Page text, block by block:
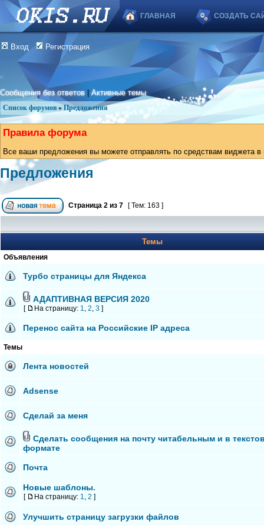
ГЛАВНАЯ СОЗДАТЬ
Вход Регистрация
Сообщения без ответов |Активные темы
Список форумов » Предложения
Правила форума
Все ваши предложения вы можете отправлять по средствам виджета
Предложения
Страница 2 из 7 [ Тем: 163 ]
Темы
Объявления
Турбо страницы для Яндекса
АДАПТИВНАЯ ВЕРСИЯ 2020
[ На страницу: 1, 2, 3 ]
Перенос сайта на Российские IP адреса
Темы
Лента новостей
Adsense
Сделай за меня
Сделать сообщения на почту читабельным и в
формате
Почта
Новые шаблоны.
[ На страницу: 1, 2 ]
Улучшить страницу загрузки файлов